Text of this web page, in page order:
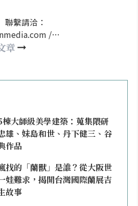
繫請洽：
/
章
大師級美學建築：蒐集隈研
雄、妹島和世、丹下健三、谷
作品
找的「蘭獸」是誰？從大阪世
娃難求，揭開台灣國際蘭展吉
故事